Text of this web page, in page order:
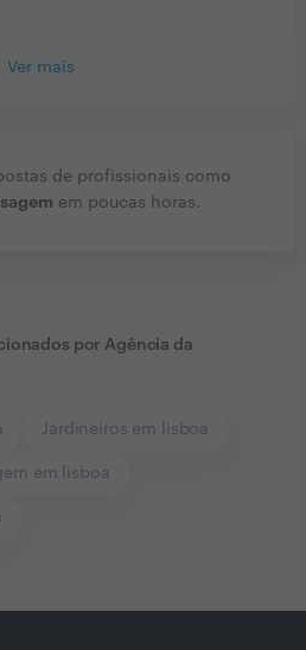
Ver mais
de profissionais como
em poucas horas.
por Agência da
Jardineiros em lisboa
em lisboa